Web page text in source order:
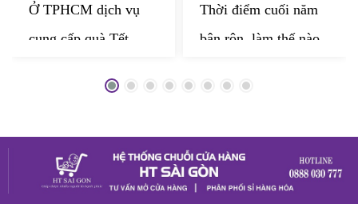
Ở TPHCM dịch vụ
cung cấp quà Tết
nghiệp của HT Sài
công ty tin chọn mỗi
dịp cuối năm. Đến
Thời điểm cuối năm
bận rộn, làm thế nào
người thân, bạn bè,
đối tác? HT Sài Gòn